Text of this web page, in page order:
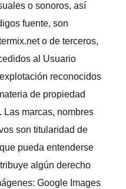
o sonoros, así
fuente, son
o de terceros,
al Usuario
reconocidos
de propiedad
Las marcas, nombres
son titularidad de
pueda entenderse
algún derecho
Google Images